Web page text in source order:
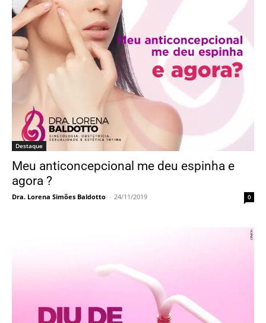
Meu anticoncepcional me deu espinha e
agora ?
Dra. Lorena Simões Baldotto - 24/11/2019
Ginecologia